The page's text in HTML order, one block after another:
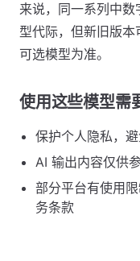
来说，同一系列中
型代际，但新旧版
可选模型为准。
使用这些模型需
保护个人隐私，
AI 输出内容仅供
部分平台有使用
务条款